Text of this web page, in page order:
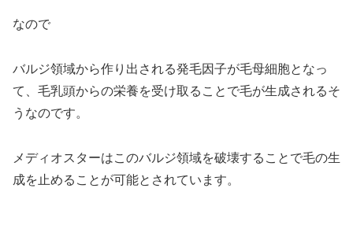
なので
バルジ領域から作り出される発毛因子が毛母細胞となっ
て、毛乳頭からの栄養を受け取ることで毛が生成されるそ
うなのです。
メディオスターはこのバルジ領域を破壊することで毛の生
成を止めることが可能とされています。